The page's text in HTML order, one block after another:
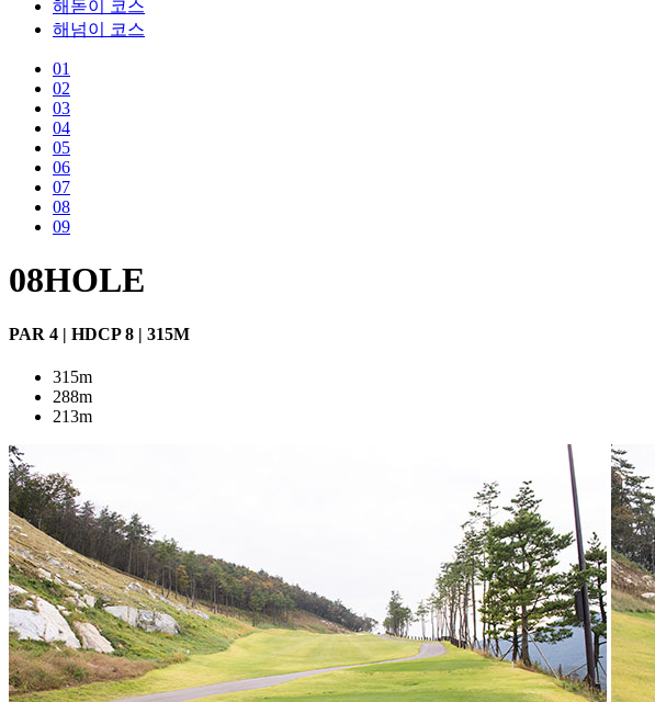
해돋이 코스
해넘이 코스
01
02
03
04
05
06
07
08
09
08HOLE
PAR 4 | HDCP 8 | 315M
315m
288m
213m